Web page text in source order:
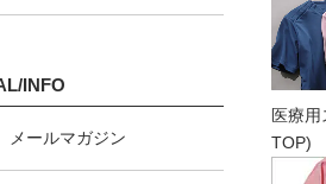
INFO
メールマガジン
医療
TOP)